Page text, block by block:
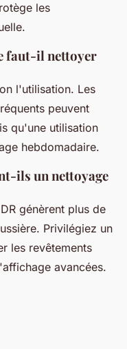
les
faut-il nettoyer
l'utilisation. Les
peuvent
qu'une utilisation
hebdomadaire.
ils un nettoyage
génèrent plus de
Privilégiez un
les revêtements
avancées.